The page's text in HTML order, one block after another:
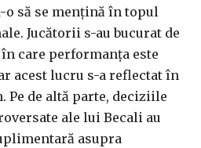
să se mențină în topul
Jucătorii s-au bucurat de
care performanța este
acest lucru s-a reflectat în
Pe de altă parte, deciziile
ale lui Becali au
asupra